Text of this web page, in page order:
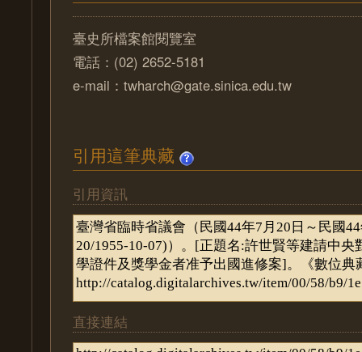
臺史所檔案館閱覽室
電話：(02) 2652-5181
e-mail：twharch@gate.sinica.edu.tw
引用這筆典藏
引用資訊
直接連結